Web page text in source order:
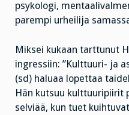
psykologi,
parempi urheilija
Miksei kukaan tarttunut
ingressiin: ”Kulttuuri- ja
(sd) haluaa lopettaa
Hän kutsuu kulttuuripiirit
selviää, kun tuet